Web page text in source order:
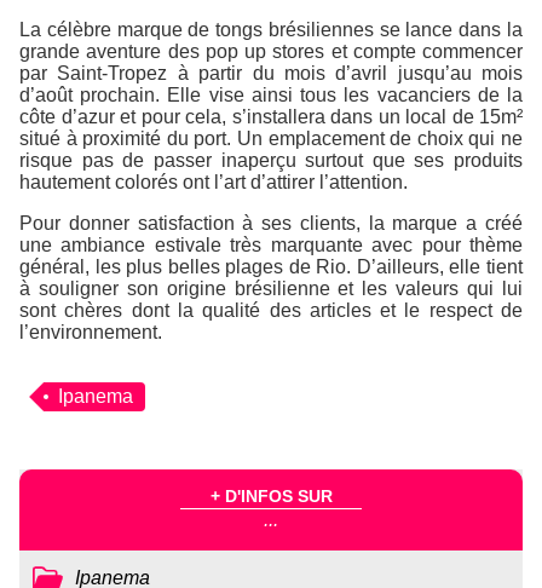
La célèbre marque de tongs brésiliennes se lance dans la
grande aventure des pop up stores et compte commencer
par Saint-Tropez à partir du mois d’avril jusqu’au mois
d’août prochain. Elle vise ainsi tous les vacanciers de la
côte d’azur et pour cela, s’installera dans un local de 15m²
situé à proximité du port. Un emplacement de choix qui ne
risque pas de passer inaperçu surtout que ses produits
hautement colorés ont l’art d’attirer l’attention.
Pour donner satisfaction à ses clients, la marque a créé
une ambiance estivale très marquante avec pour thème
général, les plus belles plages de Rio. D’ailleurs, elle tient
à souligner son origine brésilienne et les valeurs qui lui
sont chères dont la qualité des articles et le respect de
l’environnement.
Ipanema
+ D'INFOS SUR
...
Ipanema